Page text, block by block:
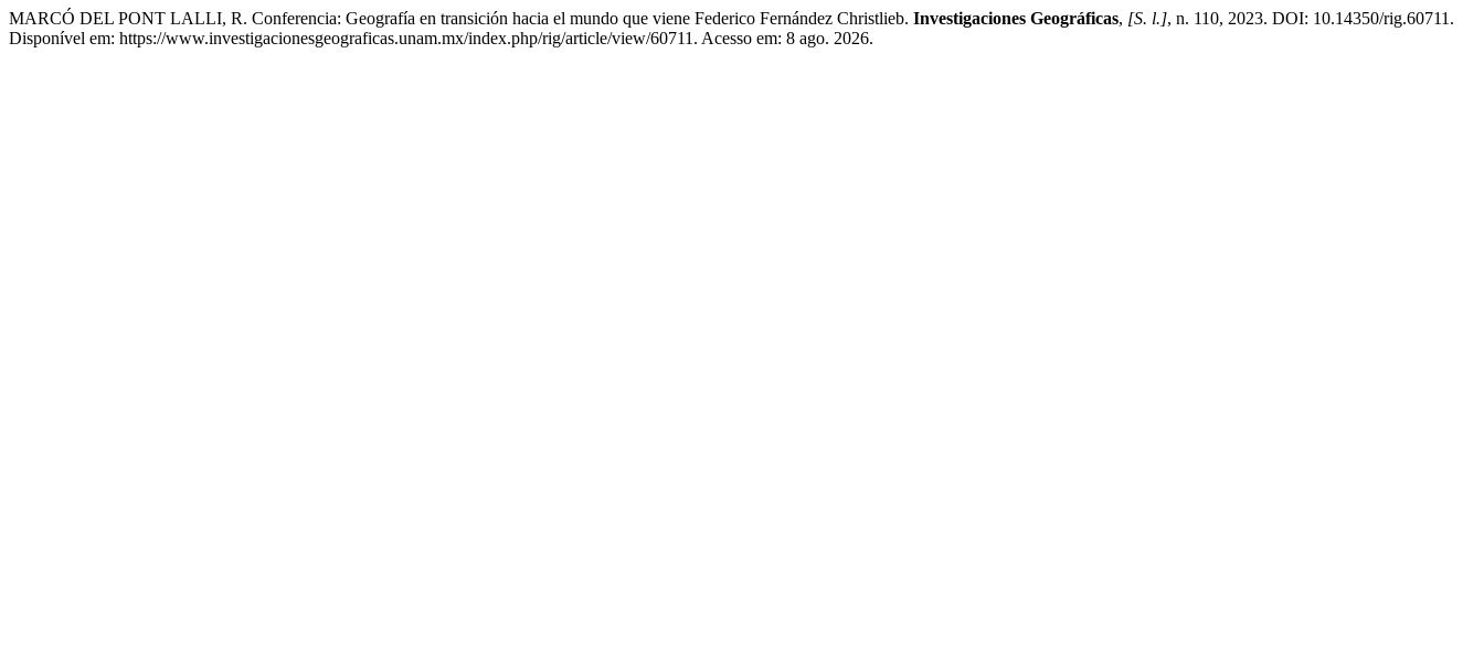
MARCÓ DEL PONT LALLI, R. Conferencia: Geografía en transición hacia el mundo que viene Federico Fernández Christlieb. Investigaciones Geográficas, [S. l.], n. 110, 2023. DOI: 10.14350/rig.60711.
Disponível em: https://www.investigacionesgeograficas.unam.mx/index.php/rig/article/view/60711. Acesso em: 8 ago. 2026.